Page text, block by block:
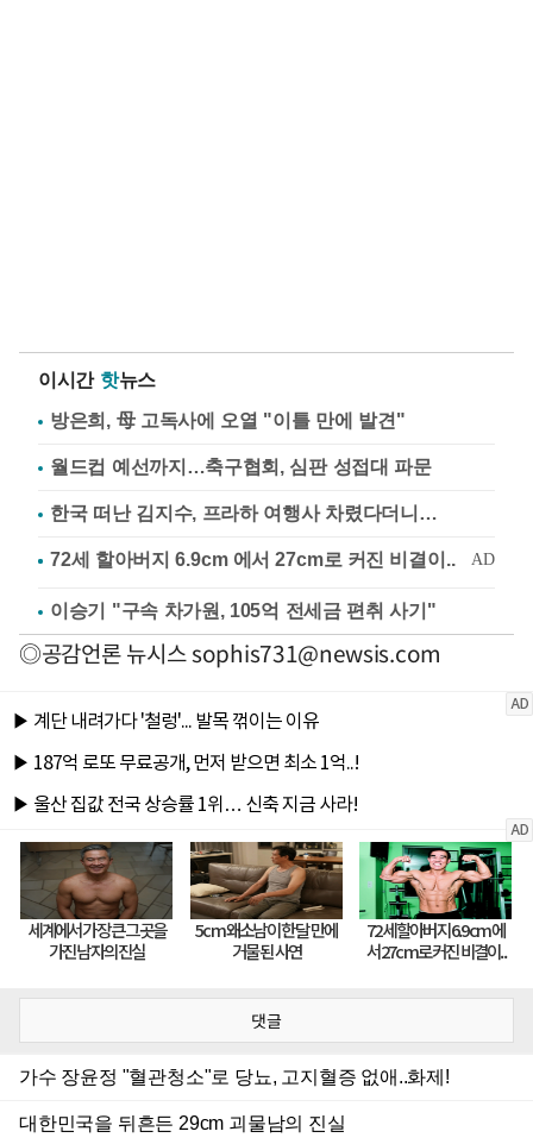
이시간 핫뉴스
방은희, 母 고독사에 오열 "이틀 만에 발견"
월드컵 예선까지…축구협회, 심판 성접대 파문
한국 떠난 김지수, 프라하 여행사 차렸다더니…
이승기 "구속 차가원, 105억 전세금 편취 사기"
◎공감언론 뉴시스sophis731@newsis.com
댓글